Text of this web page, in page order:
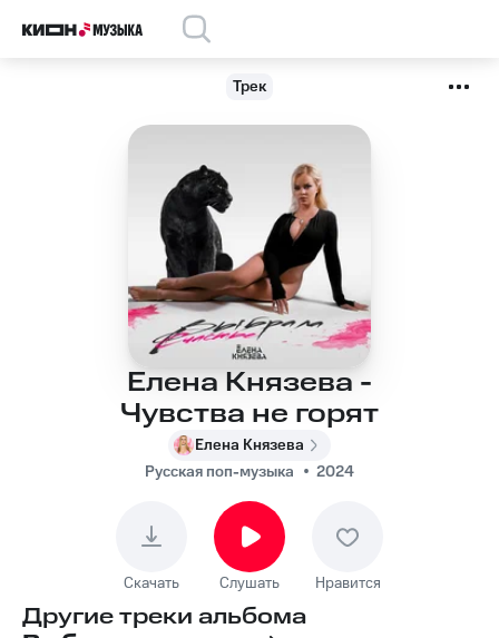
Трек
Елена Князева -
Чувства не горят
Елена Князева
Русская поп-музыка
2024
Скачать Слушать Нравится
Другие треки альбома